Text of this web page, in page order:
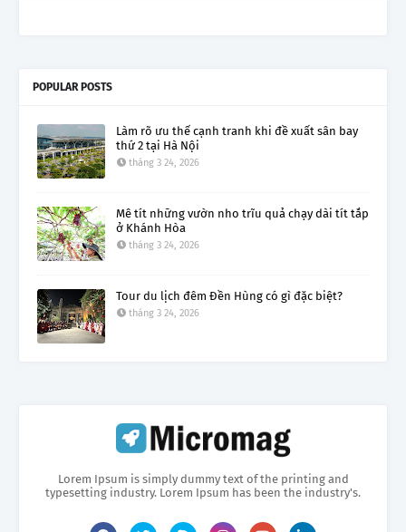
POPULAR POSTS
Làm rõ ưu thế cạnh tranh khi đề xuất sân bay
thứ 2 tại Hà Nội
tháng 3 24, 2026
Mê tít những vườn nho trĩu quả chạy dài tít tắp
ở Khánh Hòa
tháng 3 24, 2026
Tour du lịch đêm Đền Hùng có gì đặc biệt?
tháng 3 24, 2026
Lorem Ipsum is simply dummy text of the printing and
typesetting industry. Lorem Ipsum has been the industry's.